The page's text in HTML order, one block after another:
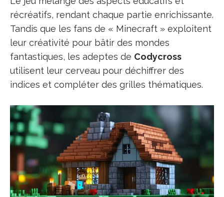
récréatifs, rendant chaque partie enrichissante.
Tandis que les fans de « Minecraft » exploitent
leur créativité pour bâtir des mondes
fantastiques, les adeptes de Codycross
utilisent leur cerveau pour déchiffrer des
indices et compléter des grilles thématiques.